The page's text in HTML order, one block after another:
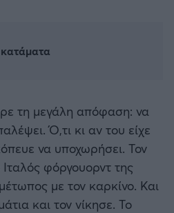
τη μεγάλη απόφαση: να
Ό,τι κι αν του είχε
να υποχωρήσει. Τον
φόργουορντ της
με τον καρκίνο. Και
και τον νίκησε. Το